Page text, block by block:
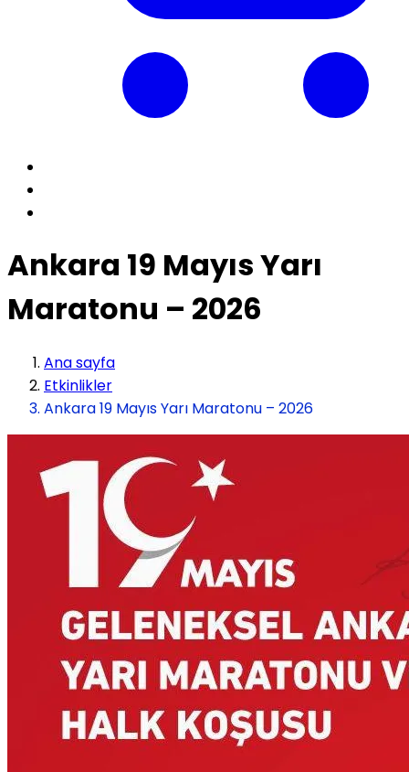
Ankara 19 Mayıs Yarı
Maratonu – 2026
Ana sayfa
Etkinlikler
Ankara 19 Mayıs Yarı Maratonu – 2026